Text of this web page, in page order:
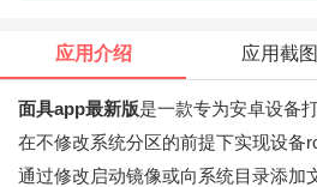
应用介绍 应用截图
面具app最新版是一款专为安卓设备
在不修改系统分区的前提下实现设备
通过修改启动镜像或向系统目录添加